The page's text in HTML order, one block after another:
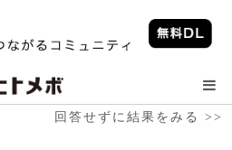
回答せずに結果をみる >>